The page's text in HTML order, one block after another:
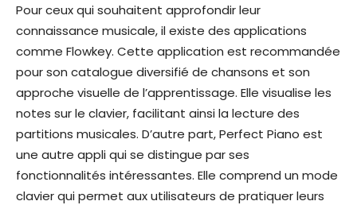
Pour ceux qui souhaitent approfondir leur
connaissance musicale, il existe des applications
comme Flowkey. Cette application est recommandée
pour son catalogue diversifié de chansons et son
approche visuelle de l’apprentissage. Elle visualise les
notes sur le clavier, facilitant ainsi la lecture des
partitions musicales. D’autre part, Perfect Piano est
une autre appli qui se distingue par ses
fonctionnalités intéressantes. Elle comprend un mode
clavier qui permet aux utilisateurs de pratiquer leurs